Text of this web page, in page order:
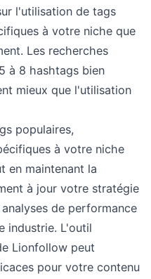
l'utilisation de tags
à votre niche que
Les recherches
à 8 hashtags bien
mieux que l'utilisation
populaires,
à votre niche
en maintenant la
à jour votre stratégie
de performance
industrie. L'outil
Lionfollow peut
pour votre contenu